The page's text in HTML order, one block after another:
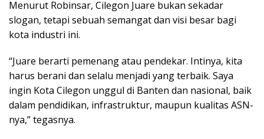
Menurut Robinsar, Cilegon Juare bukan sekadar
slogan, tetapi sebuah semangat dan visi besar bagi
kota industri ini.
“Juare berarti pemenang atau pendekar. Intinya, kita
harus berani dan selalu menjadi yang terbaik. Saya
ingin Kota Cilegon unggul di Banten dan nasional, baik
dalam pendidikan, infrastruktur, maupun kualitas ASN-
nya,” tegasnya.